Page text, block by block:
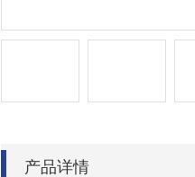
产品详情